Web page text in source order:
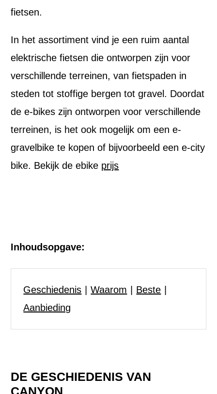
fietsen.
In het assortiment vind je een ruim aantal
elektrische fietsen die ontworpen zijn voor
verschillende terreinen, van fietspaden in
steden tot stoffige bergen tot gravel. Doordat
de e-bikes zijn ontworpen voor verschillende
terreinen, is het ook mogelijk om een e-
gravelbike te kopen of bijvoorbeeld een e-city
bike. Bekijk de ebike prijs
Inhoudsopgave:
Geschiedenis Waarom
Beste
Aanbieding
DE GESCHIEDENIS VAN
CANYON